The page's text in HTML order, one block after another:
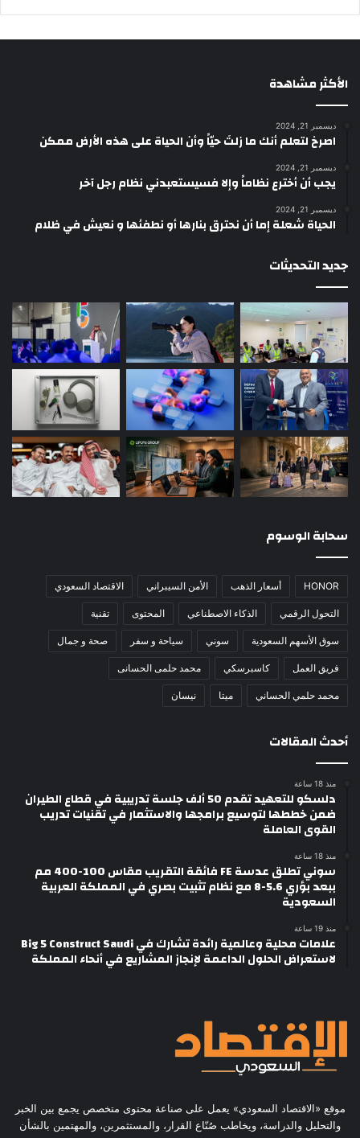
الأكثر مشاهدة
ديسمبر 21, 2024
‫اصرخ لتعلم أنك ما زلتَ حيّاً وأن الحياة على هذه الأرض ممكن
ديسمبر 21, 2024
يجب أن أخترع نظاماً وإلا فسيستعبدني نظام رجل آخر
ديسمبر 21, 2024
الحياة شعلة إما أن نحترق بنارها أو نطفئها و نعيش في ظلام
جديد التحديثات
سحابة الوسوم
HONOR أسعار الذهب الأمن السيبراني الاقتصاد السعودي
التحول الرقمي الذكاء الاصطناعي المحتوى تقنية
سوق الأسهم السعودية سوني سياحة و سفر صحة و جمال
فريق العمل كاسبرسكي محمد حلمى الحسانى
محمد حلمي الحساني ميتا نيسان
أحدث المقالات
منذ 18 ساعة
دلسكو للتعهيد تقدم 50 ألف جلسة تدريبية في قطاع الطيران
ضمن خططها لتوسيع برامجها والاستثمار في تقنيات تدريب
القوى العاملة
منذ 18 ساعة
سوني تطلق عدسة FE فائقة التقريب مقاس 100-400 مم
ببعد بؤري 5.6-8 مع نظام تثبيت بصري في المملكة العربية
السعودية
منذ 19 ساعة
علامات محلية وعالمية رائدة تشارك في Big 5 Construct Saudi
لاستعراض الحلول الداعمة لإنجاز المشاريع في أنحاء المملكة
موقع «الاقتصاد السعودي» يعمل على صناعة محتوى متخصص يجمع بين الخبر
والتحليل والدراسة، ويخاطب صُنّاع القرار، والمستثمرين، والمهتمين بالشأن